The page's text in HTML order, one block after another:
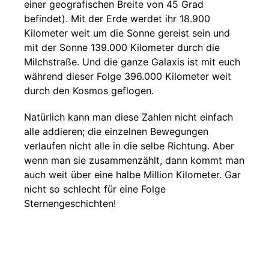
einer geografischen Breite von 45 Grad
befindet). Mit der Erde werdet ihr 18.900
Kilometer weit um die Sonne gereist sein und
mit der Sonne 139.000 Kilometer durch die
Milchstraße. Und die ganze Galaxis ist mit euch
während dieser Folge 396.000 Kilometer weit
durch den Kosmos geflogen.
Natürlich kann man diese Zahlen nicht einfach
alle addieren; die einzelnen Bewegungen
verlaufen nicht alle in die selbe Richtung. Aber
wenn man sie zusammenzählt, dann kommt man
auch weit über eine halbe Million Kilometer. Gar
nicht so schlecht für eine Folge
Sternengeschichten!